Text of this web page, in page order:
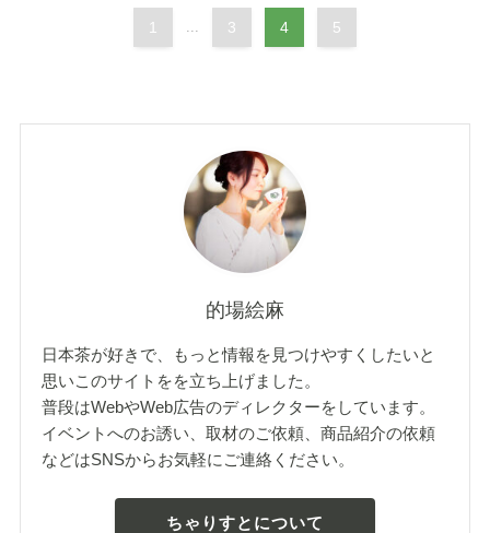
1 3 4 5
的場絵麻
日本茶が好きで、もっと情報を見つけやすくしたいと
思いこのサイトをを立ち上げました。
普段はWebやWeb広告のディレクターをしています。
イベントへのお誘い、取材のご依頼、商品紹介の依頼
などはSNSからお気軽にご連絡ください。
ちゃりすとについて